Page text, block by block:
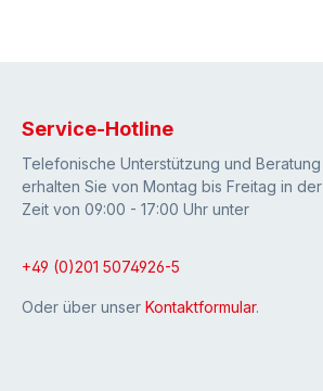
Service-Hotline
Telefonische Unterstützung und Beratung
erhalten Sie von Montag bis Freitag in der
Zeit von 09:00 - 17:00 Uhr unter
+49 (0)201 5074926-5
Oder über unser Kontaktformular.